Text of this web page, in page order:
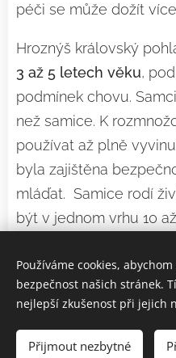
péči se může dožít
Hroznýš královský
3 až 5 letech věku,
podmínek chovu.
než samice. K
používat až plně
byla zajištěna
mláďat. Samice rodí
být v jednom vrhu 10
Vytvořeno službou
Používáme cookies,
bezpečnost našich stránek.
nejlepší zkušenost při jejich
Přijmout nezbytné